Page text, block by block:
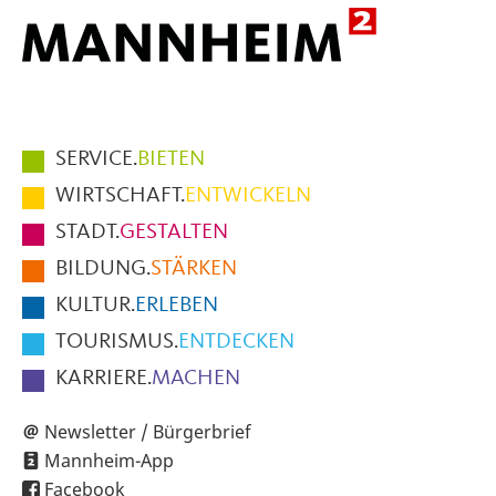
Hauptmenüpunkte
im
Fußbereich
der
Seite
SERVICE.BIETEN
WIRTSCHAFT.ENTWICKELN
STADT.GESTALTEN
BILDUNG.STÄRKEN
KULTUR.ERLEBEN
TOURISMUS.ENTDECKEN
KARRIERE.MACHEN
Newsletter / Bürgerbrief
Mannheim-App
Facebook